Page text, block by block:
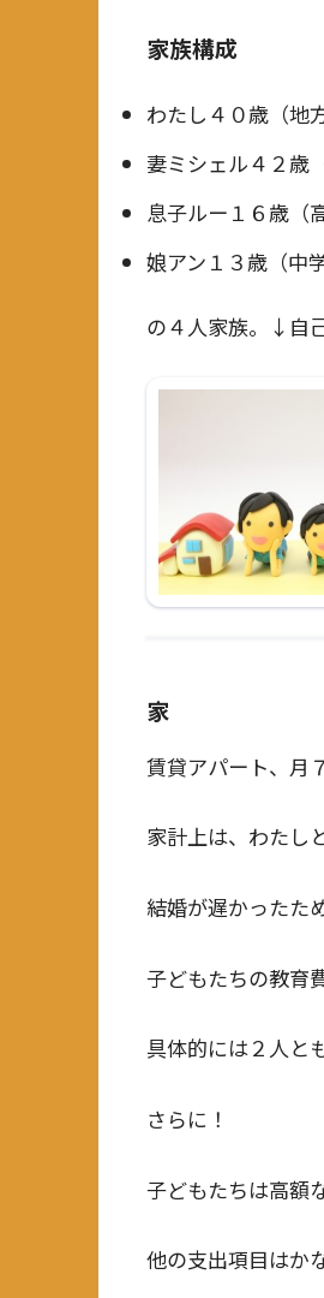
家族構成
わたし４０歳（地
妻ミシェル４２歳
息子ルー１６歳（
娘アン１３歳（中
の４人家族。↓自
家
賃貸アパート、月
家計上は、わたし
結婚が遅かったた
子どもたちの教育
具体的には２人と
さらに！
子どもたちは高額
他の支出項目はか